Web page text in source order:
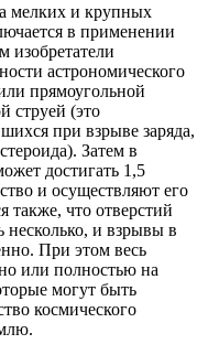
мелких и крупных
в применении
изобретатели
астрономического
прямоугольной
струей (это
при взрыве заряда,
Затем в
достигать 1,5
и осуществляют его
также, что отверстий
несколько, и взрывы в
При этом весь
или полностью на
могут быть
космического